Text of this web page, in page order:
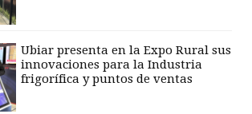
Ubiar presenta en la Expo Rural sus
innovaciones para la Industria
frigorífica y puntos de ventas